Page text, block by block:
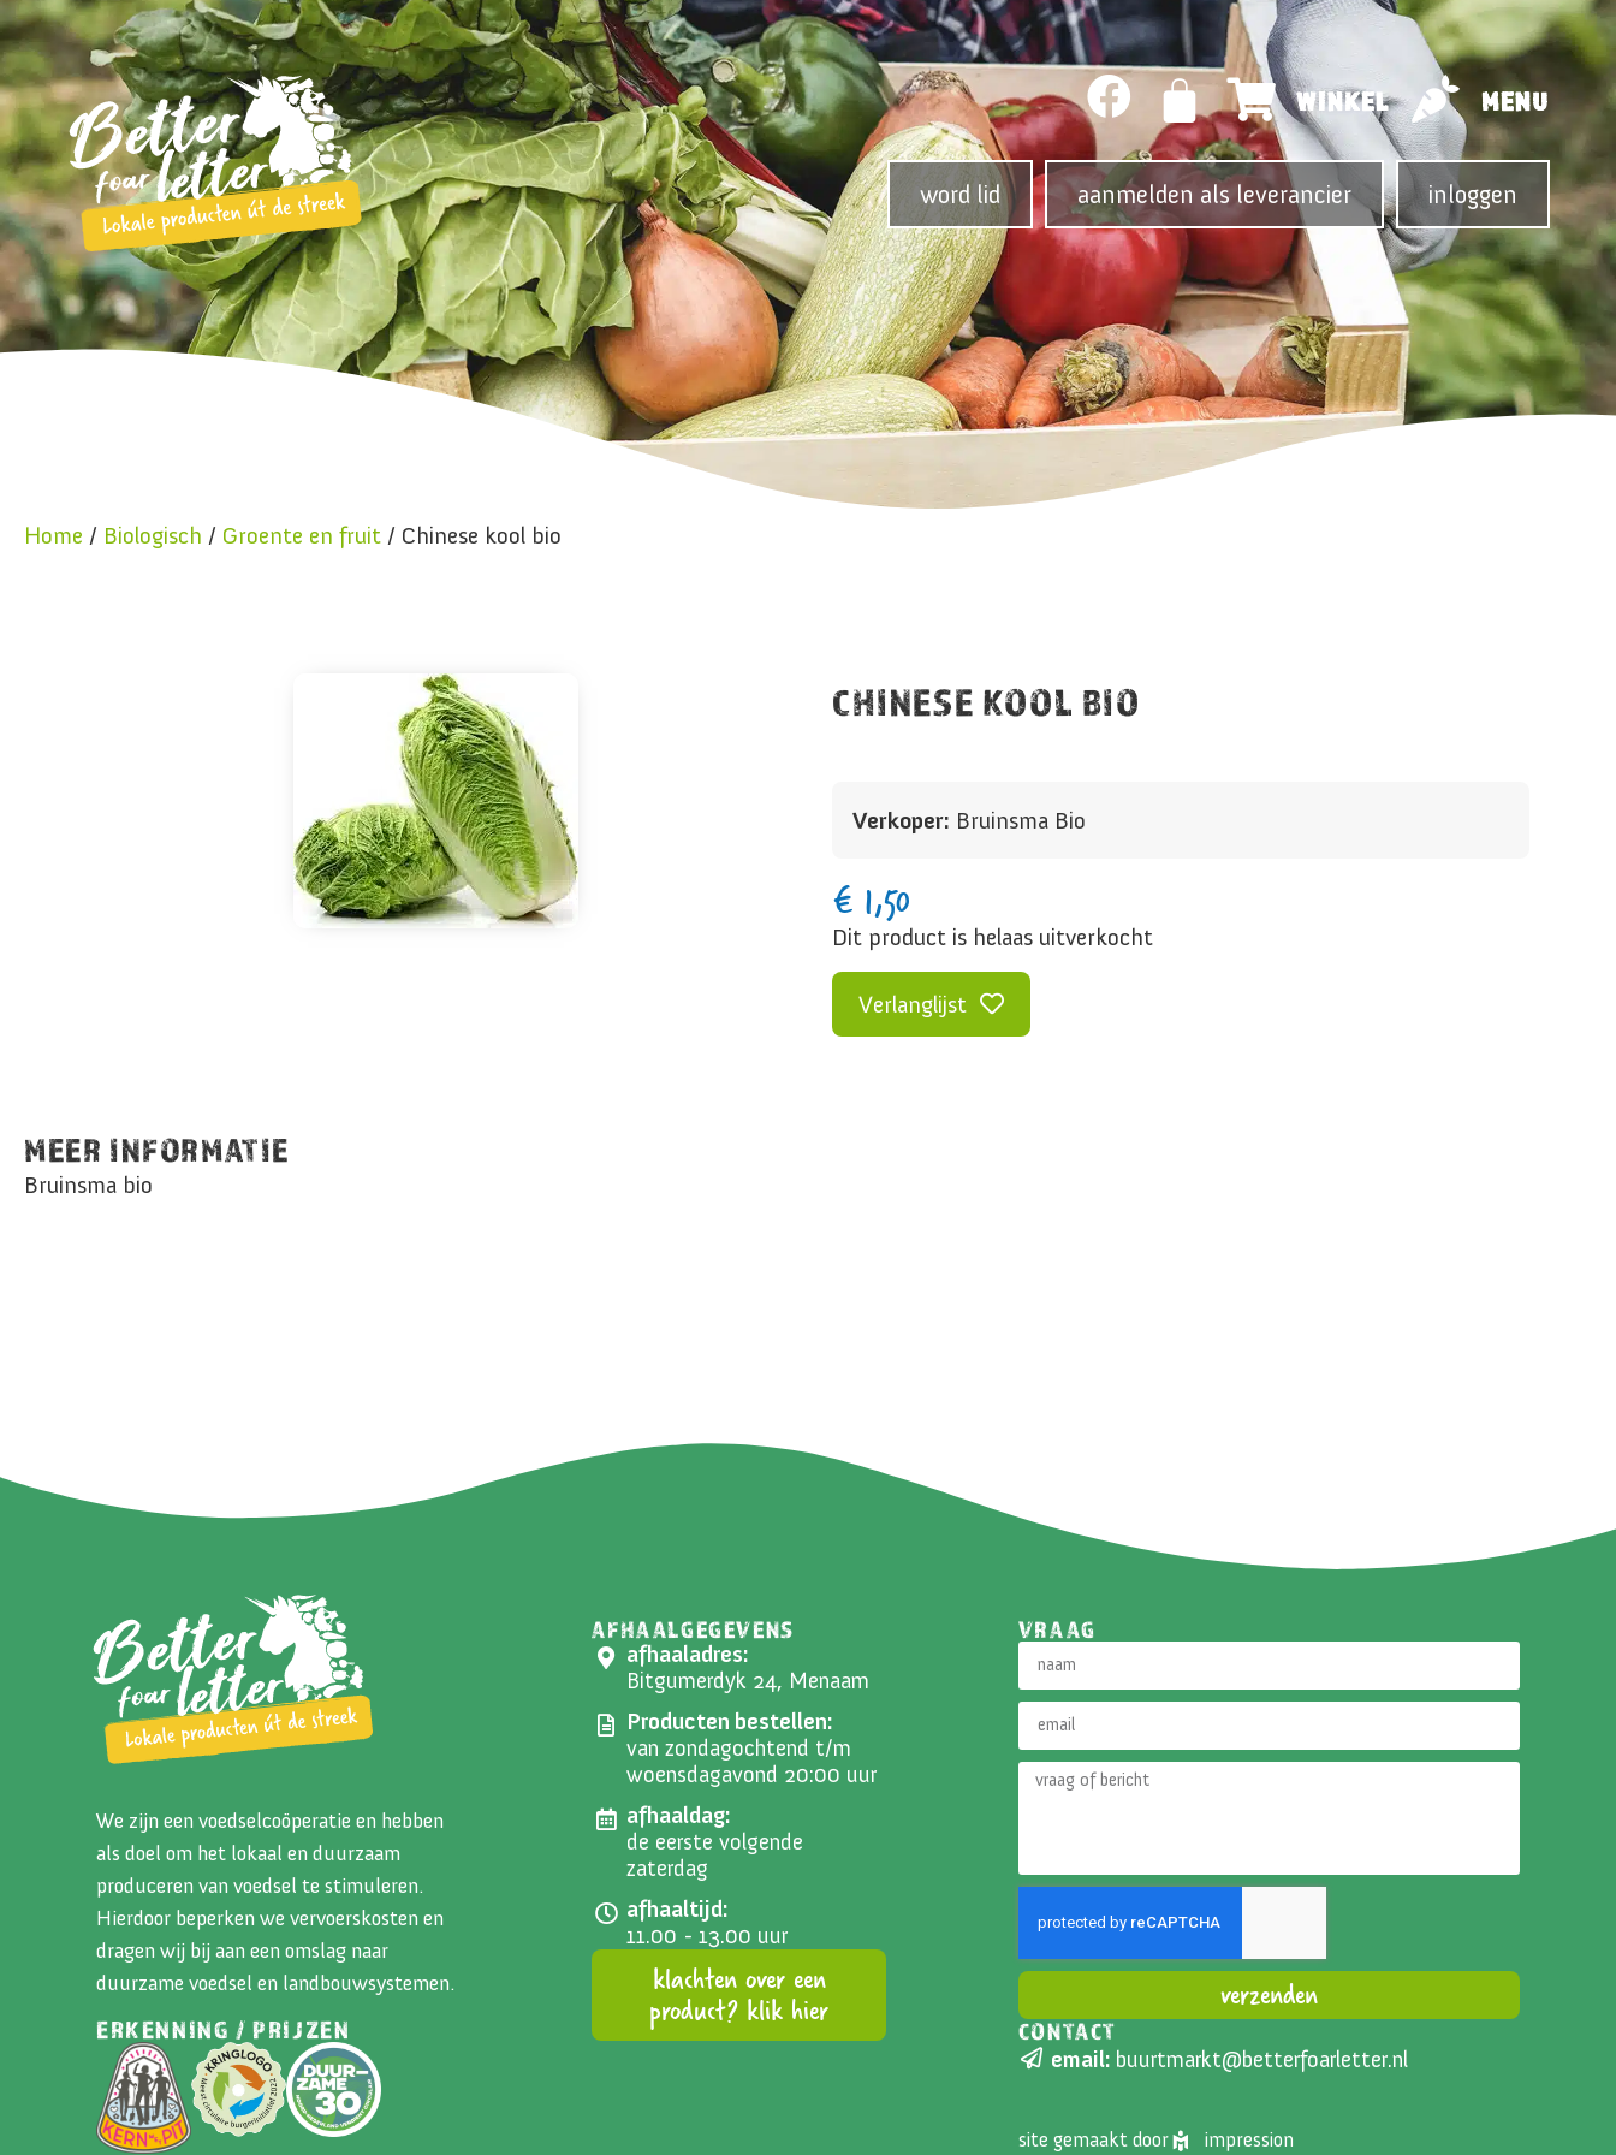
WINKEL MENU
word lid aanmelden als leverancier inloggen
Home / Biologisch / Groente en fruit / Chinese kool bio
CHINESE KOOL BIO
Verkoper: Bruinsma Bio
€ 1,50
Dit product is helaas uitverkocht
Verlanglijst
MEER INFORMATIE
Bruinsma bio
We zijn een voedselcoöperatie en hebben
als doel om het lokaal en duurzaam
produceren van voedsel te stimuleren.
Hierdoor beperken we vervoerskosten en
dragen wij bij aan een omslag naar
duurzame voedsel en landbouwsystemen.
ERKENNING / PRIJZEN
AFHAALGEGEVENS
afhaaladres:
Bitgumerdyk 24, Menaam
Producten bestellen:
van zondagochtend t/m
woensdagavond 20:00 uur
afhaaldag:
de eerste volgende
zaterdag
afhaaltijd:
11.00 - 13.00 uur
klachten over een
product? klik hier
VRAAG
verzenden
Alternative:
CONTACT
email: buurtmarkt@betterfoarletter.nl
site gemaakt door impression